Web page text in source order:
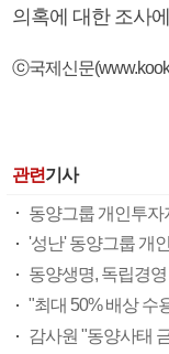
의혹에 대한 조사
ⓒ국제신문
관련기사
동양그룹 개인투
'성난' 동양그룹 개
동양생명, 독립경
"최대 50% 배상 수
감사원 "동양사태